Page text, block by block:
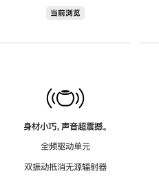
当前浏览
身材小巧，声音超震撼。
全频驱动单元
双振动抵消无源辐射器